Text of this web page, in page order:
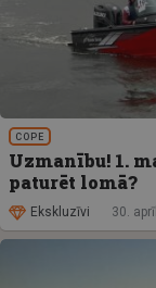
COPE
Uzmanību! 1.
paturēt lomā?
Ekskluzīvi 30.